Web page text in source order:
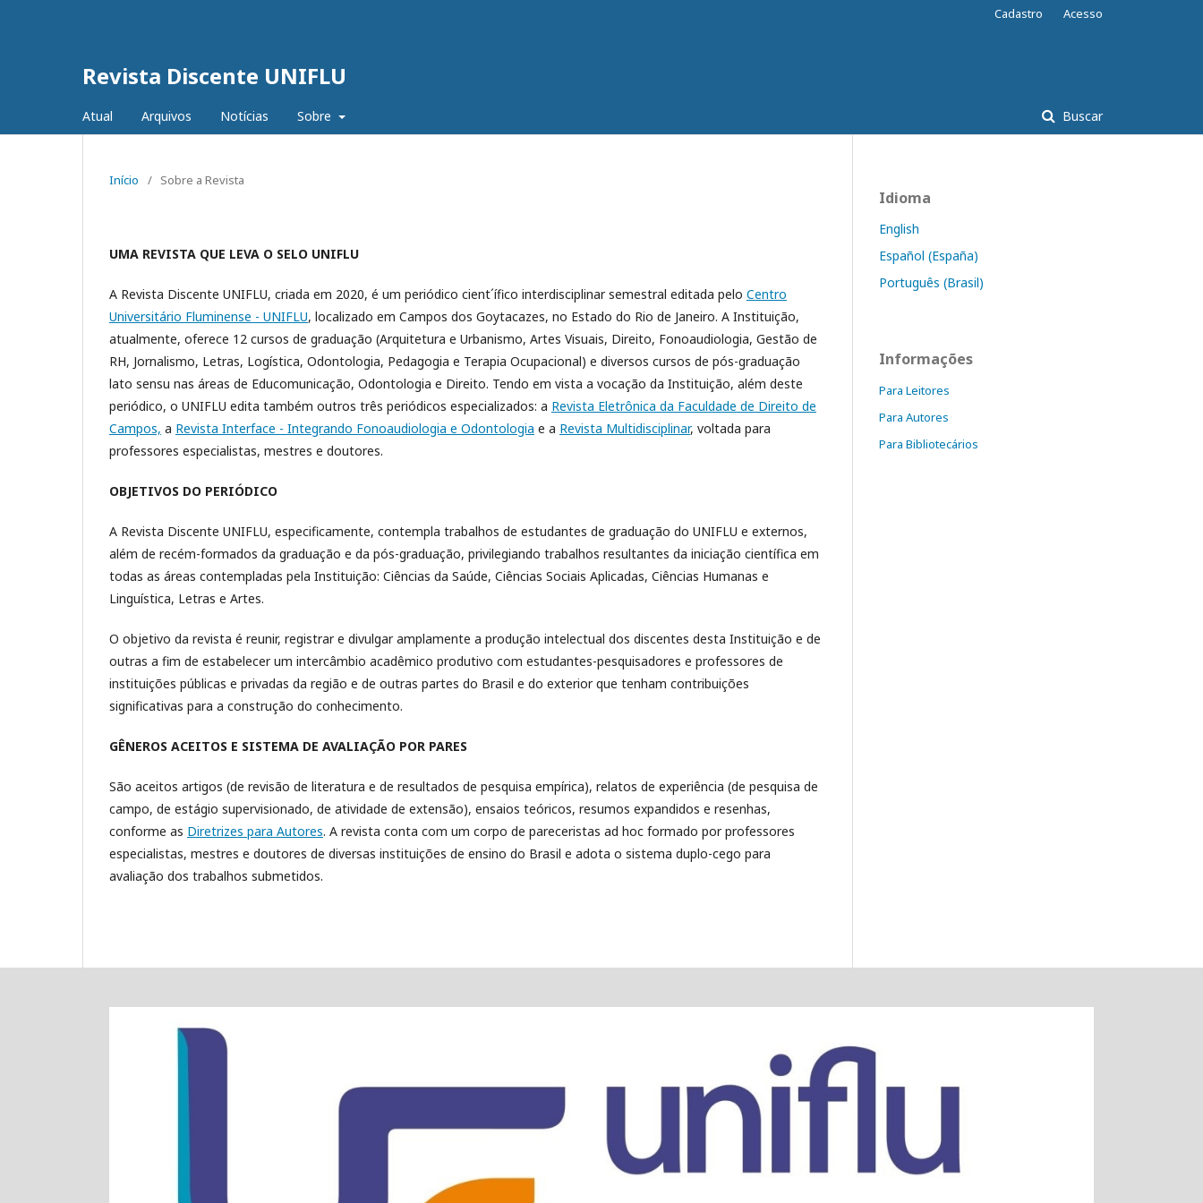
Revista Discente UNIFLU
Atual Arquivos Notícias Sobre Buscar
Cadastro Acesso
Início / Sobre a Revista
UMA REVISTA QUE LEVA O SELO UNIFLU
A Revista Discente UNIFLU, criada em 2020, é um periódico cient´ífico interdisciplinar semestral editada pelo Centro
Universitário Fluminense - UNIFLU, localizado em Campos dos Goytacazes, no Estado do Rio de Janeiro. A Instituição,
atualmente, oferece 12 cursos de graduação (Arquitetura e Urbanismo, Artes Visuais, Direito, Fonoaudiologia, Gestão de
RH, Jornalismo, Letras, Logística, Odontologia, Pedagogia e Terapia Ocupacional) e diversos cursos de pós-graduação
lato sensu nas áreas de Educomunicação, Odontologia e Direito. Tendo em vista a vocação da Instituição, além deste
periódico, o UNIFLU edita também outros três periódicos especializados: a Revista Eletrônica da Faculdade de Direito de
Campos, a Revista Interface - Integrando Fonoaudiologia e Odontologia e a Revista Multidisciplinar, voltada para
professores especialistas, mestres e doutores.
OBJETIVOS DO PERIÓDICO
A Revista Discente UNIFLU, especificamente, contempla trabalhos de estudantes de graduação do UNIFLU e externos,
além de recém-formados da graduação e da pós-graduação, privilegiando trabalhos resultantes da iniciação científica em
todas as áreas contempladas pela Instituição: Ciências da Saúde, Ciências Sociais Aplicadas, Ciências Humanas e
Linguística, Letras e Artes.
O objetivo da revista é reunir, registrar e divulgar amplamente a produção intelectual dos discentes desta Instituição e de
outras a fim de estabelecer um intercâmbio acadêmico produtivo com estudantes-pesquisadores e professores de
instituições públicas e privadas da região e de outras partes do Brasil e do exterior que tenham contribuições
significativas para a construção do conhecimento.
GÊNEROS ACEITOS E SISTEMA DE AVALIAÇÃO POR PARES
São aceitos artigos (de revisão de literatura e de resultados de pesquisa empírica), relatos de experiência (de pesquisa de
campo, de estágio supervisionado, de atividade de extensão), ensaios teóricos, resumos expandidos e resenhas,
conforme as Diretrizes para Autores. A revista conta com um corpo de pareceristas ad hoc formado por professores
especialistas, mestres e doutores de diversas instituições de ensino do Brasil e adota o sistema duplo-cego para
avaliação dos trabalhos submetidos.
Idioma
English
Español (España)
Português (Brasil)
Informações
Para Leitores
Para Autores
Para Bibliotecários